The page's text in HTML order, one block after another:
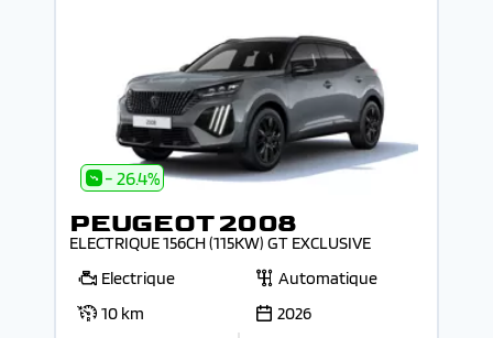
- 26.4%
PEUGEOT 2008
ELECTRIQUE 156CH (115KW) GT EXCLUSIVE
Electrique
Automatique
10 km
2026